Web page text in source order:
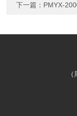
下一篇： PMYX-